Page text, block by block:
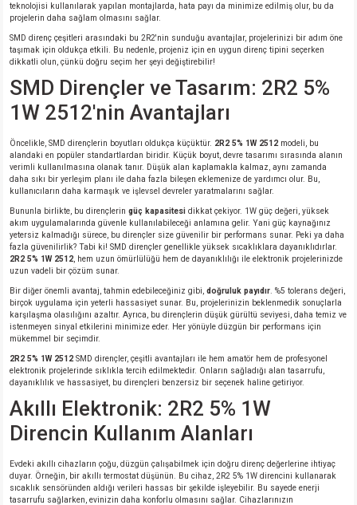
MARKA)
teknolojisi kullanılarak yapılan montajlarda, hata payı da minimize edilmiş olur, bu da
projelerin daha sağlam olmasını sağlar.
SMD direnç çeşitleri arasındaki bu 2R2'nin sunduğu avantajlar, projelerinizi bir adım öne
taşımak için oldukça etkili. Bu nedenle, projeniz için en uygun direnç tipini seçerken
dikkatli olun, çünkü doğru seçim her şeyi değiştirebilir!
SMD Dirençler ve Tasarım: 2R2 5%
1W 2512'nin Avantajları
Öncelikle, SMD dirençlerin boyutları oldukça küçüktür. 2R2 5% 1W 2512 modeli, bu
alandaki en popüler standartlardan biridir. Küçük boyut, devre tasarımı sırasında alanın
verimli kullanılmasına olanak tanır. Düşük alan kaplamakla kalmaz, aynı zamanda
daha sıkı bir yerleşim planı ile daha fazla bileşen eklemenize de yardımcı olur. Bu,
kullanıcıların daha karmaşık ve işlevsel devreler yaratmalarını sağlar.
Bununla birlikte, bu dirençlerin güç kapasitesi dikkat çekiyor. 1W güç değeri, yüksek
akım uygulamalarında güvenle kullanılabileceği anlamına gelir. Yani güç kaynağınız
yetersiz kalmadığı sürece, bu dirençler size güvenilir bir performans sunar. Peki ya daha
fazla güvenilirlik? Tabi ki! SMD dirençler genellikle yüksek sıcaklıklara dayanıklıdırlar.
2R2 5% 1W 2512 , hem uzun ömürlülüğü hem de dayanıklılığı ile elektronik projelerinizde
uzun vadeli bir çözüm sunar.
Bir diğer önemli avantaj, tahmin edebileceğiniz gibi, doğruluk payıdır . %5 tolerans değeri,
birçok uygulama için yeterli hassasiyet sunar. Bu, projelerinizin beklenmedik sonuçlarla
karşılaşma olasılığını azaltır. Ayrıca, bu dirençlerin düşük gürültü seviyesi, daha temiz ve
istenmeyen sinyal etkilerini minimize eder. Her yönüyle düzgün bir performans için
mükemmel bir seçimdir.
2R2 5% 1W 2512 SMD dirençler, çeşitli avantajları ile hem amatör hem de profesyonel
elektronik projelerinde sıklıkla tercih edilmektedir. Onların sağladığı alan tasarrufu,
dayanıklılık ve hassasiyet, bu dirençleri benzersiz bir seçenek haline getiriyor.
Akıllı Elektronik: 2R2 5% 1W
Direncin Kullanım Alanları
Evdeki akıllı cihazların çoğu, düzgün çalışabilmek için doğru direnç değerlerine ihtiyaç
duyar. Örneğin, bir akıllı termostat düşünün. Bu cihaz, 2R2 5% 1W direncini kullanarak
sıcaklık sensöründen aldığı verileri hassas bir şekilde işleyebilir. Bu sayede enerji
tasarrufu sağlarken, evinizin daha konforlu olmasını sağlar. Cihazlarınızın